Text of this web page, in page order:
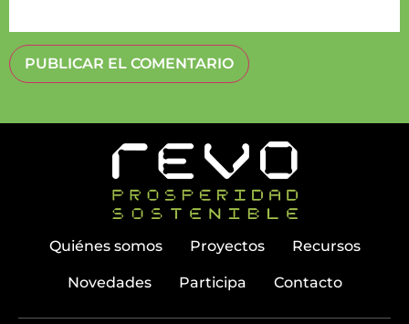
Quiénes somos Proyectos Recursos
Novedades Participa Contacto